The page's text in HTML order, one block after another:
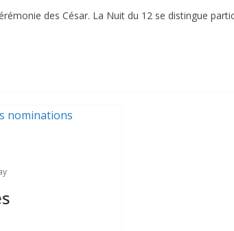
des César. La Nuit du 12 se distingue